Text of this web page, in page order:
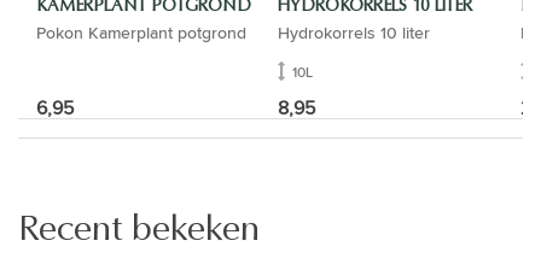
KAMERPLANT POTGROND
Pokon Kamerplant potgrond
6,95
HYDROKORRELS 10 LITER
Hydrokorrels 10 liter
10L
8,95
Recent bekeken